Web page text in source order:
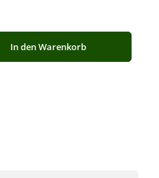
verfügbar.)
nicht verfügbar.)
Wert ein oder benutze die
In den Warenkorb